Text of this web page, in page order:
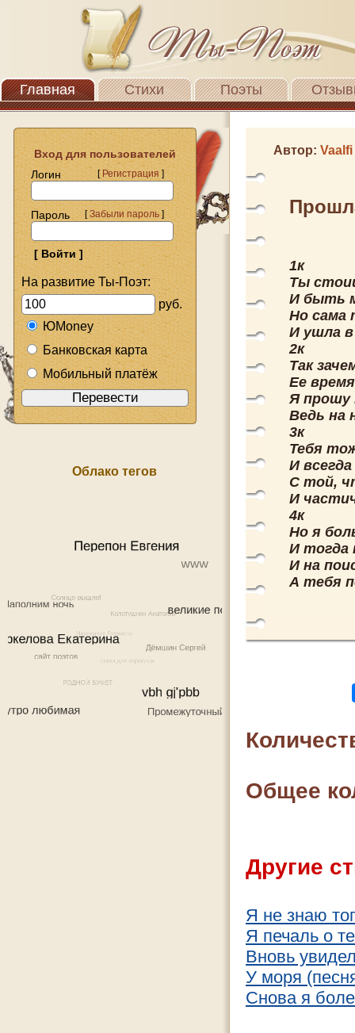
Главная Стихи Поэты
Вход для пользователей
Логин
[Регистрация]
Пароль [Забыли пароль]
На развитие Ты-Поэт:
руб.
ЮMoney
Банковская карта
Мобильный платёж
Облако тегов
Автор: Vaalfi
1к
Ты
И быть
Но сама
И ушла
2к
Так
Ее
Я прошу
Ведь на
3к
Тебя
И
С той,
И
4к
Но я
И тогда
И на
А тебя
Общее
Другие
Я не знаю
Я печаль о
Вновь
У моря
Снова я